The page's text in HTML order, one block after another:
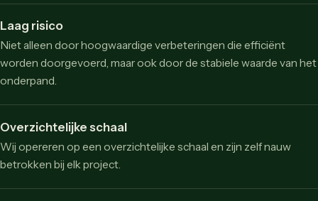
Laag risico
Niet alleen door hoogwaardige verbeteringen die efficiënt
worden doorgevoerd, maar ook door de stabiele waarde van het
onderpand.
Overzichtelijke schaal
Wij opereren op een overzichtelijke schaal en zijn zelf nauw
betrokken bij elk project.